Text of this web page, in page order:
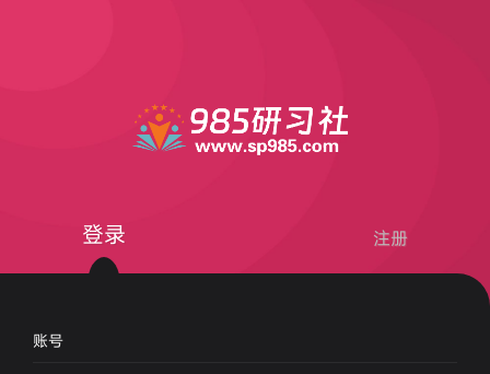
登录 注册
账号